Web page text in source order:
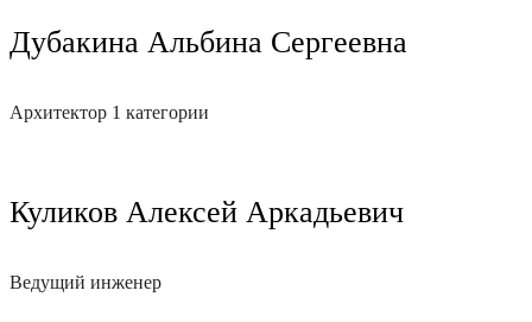
Дубакина Альбина Сергеевна
Архитектор 1 категории
Куликов Алексей Аркадьевич
Ведущий инженер